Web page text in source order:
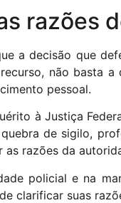
razões
a decisão que
não basta
pessoal.
à Justiça
de sigilo,
razões da
policial e na
clarificar suas